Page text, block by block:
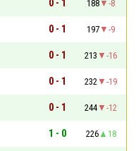
0 - 1 188
-8
0 - 1 197
-9
0 - 1 213
-16
0 - 1 232
-19
0 - 1 244
-12
1 - 0 226
18